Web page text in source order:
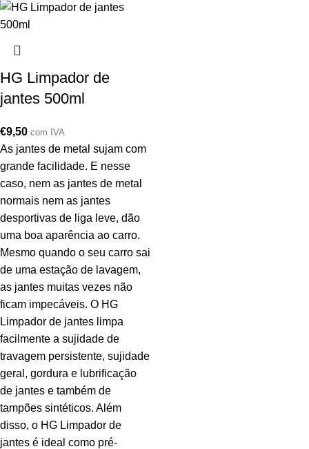
HG Limpador de
jantes 500ml
€9,50 com IVA
As jantes de metal sujam com
grande facilidade. E nesse
caso, nem as jantes de metal
normais nem as jantes
desportivas de liga leve, dão
uma boa aparência ao carro.
Mesmo quando o seu carro sai
de uma estação de lavagem,
as jantes muitas vezes não
ficam impecáveis. O HG
Limpador de jantes limpa
facilmente a sujidade de
travagem persistente, sujidade
geral, gordura e lubrificação
de jantes e também de
tampões sintéticos. Além
disso, o HG Limpador de
jantes é ideal como pré-